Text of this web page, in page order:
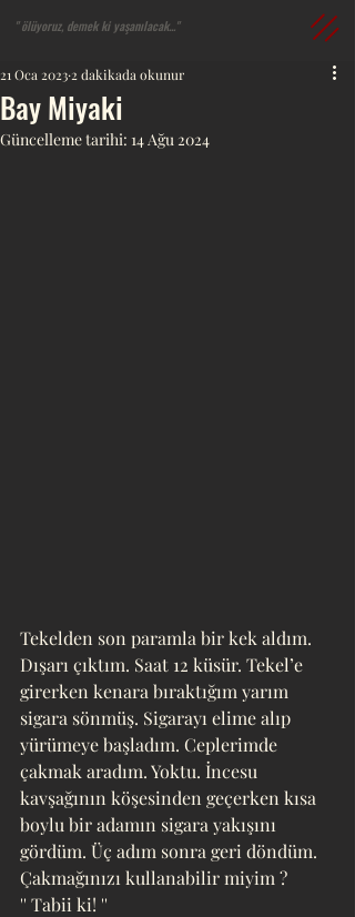
" ​ölüyoruz, demek ki yaşanılacak..."​​
Bay Miyaki
21 Oca 2023 2 dakikada okunur
Güncelleme tarihi: 14 Ağu 2024
Tekelden son paramla bir kek aldım.
Dışarı çıktım. Saat 12 küsür. Tekel’e
girerken kenara bıraktığım yarım
sigara sönmüş. Sigarayı elime alıp
yürümeye başladım. Ceplerimde
çakmak aradım. Yoktu. İncesu
kavşağının köşesinden geçerken kısa
boylu bir adamın sigara yakışını
gördüm. Üç adım sonra geri döndüm.
Çakmağınızı kullanabilir miyim ?
'' Tabii ki! ''